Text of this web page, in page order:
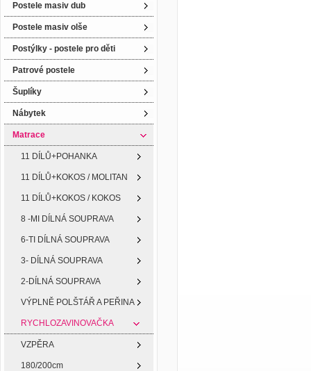
Postele masiv dub
Postele masiv olše
Postýlky - postele pro děti
Patrové postele
Šuplíky
Nábytek
Matrace
11 DÍLŮ+POHANKA
11 DÍLŮ+KOKOS / MOLITAN
11 DÍLŮ+KOKOS / KOKOS
8 -MI DÍLNÁ SOUPRAVA
6-TI DÍLNÁ SOUPRAVA
3- DÍLNÁ SOUPRAVA
2-DÍLNÁ SOUPRAVA
VÝPLNĚ POLŠTÁŘ A PEŘINA
RYCHLOZAVINOVAČKA
VZPĚRA
180/200cm